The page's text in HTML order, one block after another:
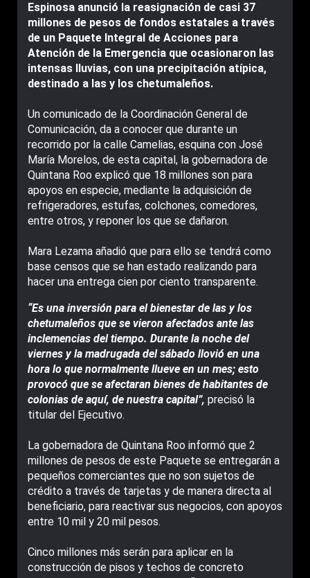
Espinosa anunció la reasignación de casi 37
millones de pesos de fondos estatales a través
de un Paquete Integral de Acciones para
Atención de la Emergencia que ocasionaron las
intensas lluvias, con una precipitación atípica,
destinado a las y los chetumaleños.
Un comunicado de la Coordinación General de
Comunicación, da a conocer que durante un
recorrido por la calle Camelias, esquina con José
María Morelos, de esta capital, la gobernadora de
Quintana Roo explicó que 18 millones son para
apoyos en especie, mediante la adquisición de
refrigeradores, estufas, colchones, comedores,
entre otros, y reponer los que se dañaron.
Mara Lezama añadió que para ello se tendrá como
base censos que se han estado realizando para
hacer una entrega cien por ciento transparente.
“Es una inversión para el bienestar de las y los
chetumaleños que se vieron afectados ante las
inclemencias del tiempo. Durante la noche del
viernes y la madrugada del sábado llovió en una
hora lo que normalmente llueve en un mes; esto
provocó que se afectaran bienes de habitantes de
colonias de aquí, de nuestra capital”, precisó la
titular del Ejecutivo.
La gobernadora de Quintana Roo informó que 2
millones de pesos de este Paquete se entregarán a
pequeños comerciantes que no son sujetos de
crédito a través de tarjetas y de manera directa al
beneficiario, para reactivar sus negocios, con apoyos
entre 10 mil y 20 mil pesos.
Cinco millones más serán para aplicar en la
construcción de pisos y techos de concreto